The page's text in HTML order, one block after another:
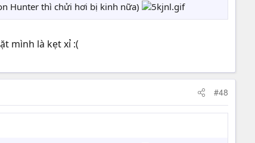
Hunter thì chửi hơi bị kinh nữa)
mình là kẹt xỉ :(
#48